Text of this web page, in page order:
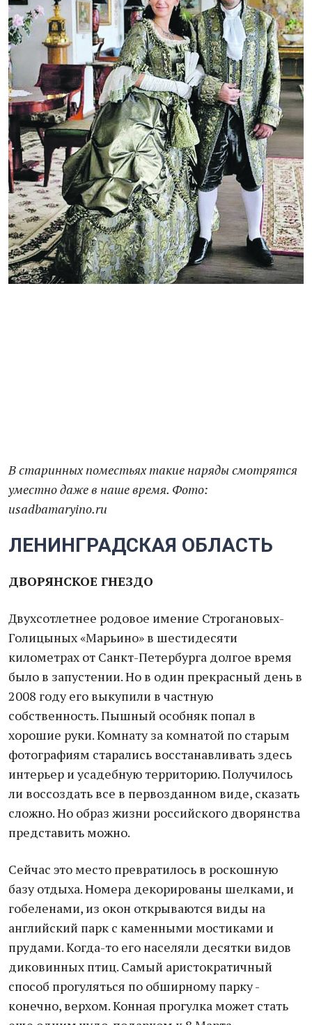
В старинных поместьях такие наряды смотрятся
уместно даже в наше время. Фото:
usadbamaryino.ru
ЛЕНИНГРАДСКАЯ ОБЛАСТЬ
ДВОРЯНСКОЕ ГНЕЗДО
Двухсотлетнее родовое имение Строгановых-
Голицыных «Марьино» в шестидесяти
километрах от Санкт-Петербурга долгое время
было в запустении. Но в один прекрасный день в
2008 году его выкупили в частную
собственность. Пышный особняк попал в
хорошие руки. Комнату за комнатой по старым
фотографиям старались восстанавливать здесь
интерьер и усадебную территорию. Получилось
ли воссоздать все в первозданном виде, сказать
сложно. Но образ жизни российского дворянства
представить можно.
Сейчас это место превратилось в роскошную
базу отдыха. Номера декорированы шелками, и
гобеленами, из окон открываются виды на
английский парк с каменными мостиками и
прудами. Когда-то его населяли десятки видов
диковинных птиц. Самый аристократичный
способ прогуляться по обширному парку -
конечно, верхом. Конная прогулка может стать